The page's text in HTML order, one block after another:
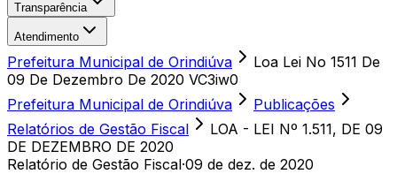
Transparência
Atendimento
Prefeitura Municipal de Orindiúva
Loa Lei No 1511 De
09 De Dezembro De 2020 VC3iw0
Prefeitura Municipal de Orindiúva
Publicações
Relatórios de Gestão Fiscal
LOA - LEI Nº 1.511, DE 09
DE DEZEMBRO DE 2020
Relatório de Gestão Fiscal·09 de dez. de 2020